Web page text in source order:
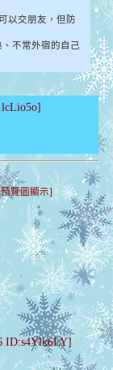
以交朋友，但防
不常外宿的自己
覽圖顯示]
ID:s4Ylk6LY]